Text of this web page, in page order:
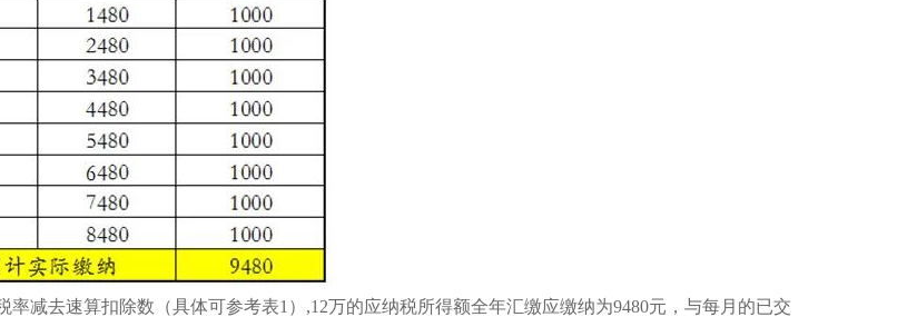
减去速算扣除数（具体可参考表1）,12万的应纳税所得额全年汇缴应缴纳为9480元，与每月的已交